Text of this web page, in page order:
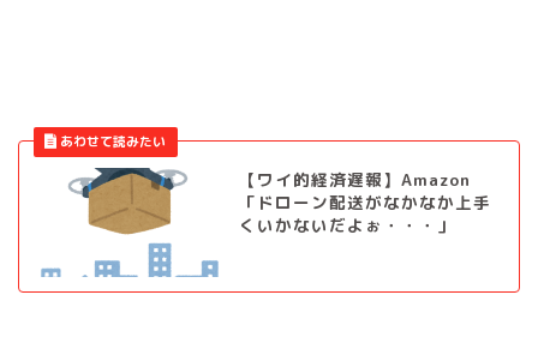
【ワイ的経済遅報】Amazon
「ドローン配送がなかなか上手
くいかないだよぉ・・・」